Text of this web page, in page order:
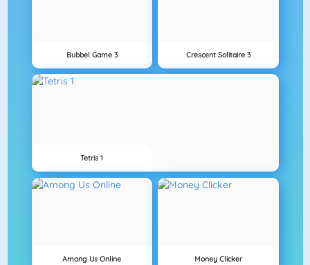
Bubbel Game 3 Crescent Solitaire 3
Tetris 1
Among Us Online Money Clicker